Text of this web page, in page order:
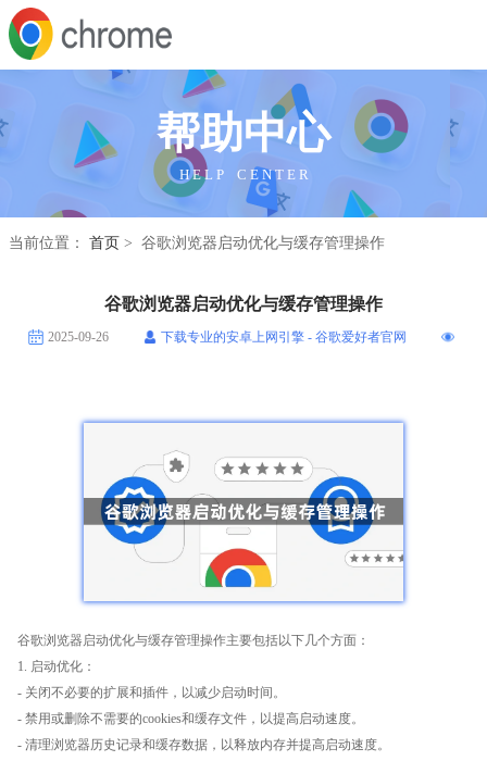
帮助中心
H E L P C E N T E R
当前位置： 首页 > 谷歌浏览器启动优化与缓存管理操作
谷歌浏览器启动优化与缓存管理操作
2025-09-26 下载专业的安卓上网引擎 - 谷歌爱好者官网
谷歌浏览器启动优化与缓存管理操作主要包括以下几个方面：
1. 启动优化：
- 关闭不必要的扩展和插件，以减少启动时间。
- 禁用或删除不需要的cookies和缓存文件，以提高启动速度。
- 清理浏览器历史记录和缓存数据，以释放内存并提高启动速度。